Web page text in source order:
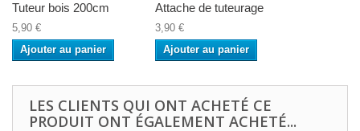
Tuteur bois 200cm
5,90 €
Ajouter au panier
Attache de tuteurage
3,90 €
Ajouter au panier
LES CLIENTS QUI ONT ACHETÉ CE
PRODUIT ONT ÉGALEMENT ACHETÉ...